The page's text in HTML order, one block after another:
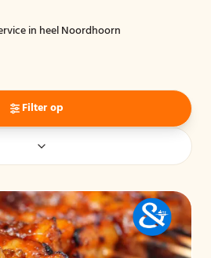
in heel Noordhoorn
Filter op